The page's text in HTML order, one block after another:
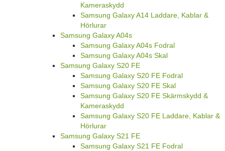
Kameraskydd
Samsung Galaxy A14 Laddare, Kablar &
Hörlurar
Samsung Galaxy A04s
Samsung Galaxy A04s Fodral
Samsung Galaxy A04s Skal
Samsung Galaxy S20 FE
Samsung Galaxy S20 FE Fodral
Samsung Galaxy S20 FE Skal
Samsung Galaxy S20 FE Skärmskydd &
Kameraskydd
Samsung Galaxy S20 FE Laddare, Kablar &
Hörlurar
Samsung Galaxy S21 FE
Samsung Galaxy S21 FE Fodral